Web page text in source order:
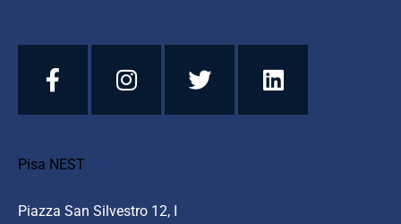
Pisa NEST
Piazza San Silvestro 12, I